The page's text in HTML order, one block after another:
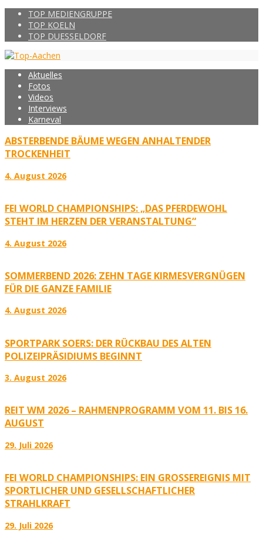
TOP MEDIENGRUPPE
TOP KOELN
TOP DUESSELDORF
Aktuelles
Fotos
Videos
Interviews
Karneval
ABSTERBENDE BÄUME WEGEN ANHALTENDER
TROCKENHEIT
4. August 2026
FEI WORLD CHAMPIONSHIPS: „DAS PFERDEWOHL
STEHT IM HERZEN DER VERANSTALTUNG“
4. August 2026
SOMMERBEND 2026: ZEHN TAGE KIRMESVERGNÜGEN
FÜR DIE GANZE FAMILIE
4. August 2026
SPORTPARK SOERS: DER RÜCKBAU DES ALTEN
POLIZEIPRÄSIDIUMS BEGINNT
3. August 2026
REIT WM 2026 – RAHMENPROGRAMM VOM 11. BIS 16.
AUGUST
29. Juli 2026
FEI WORLD CHAMPIONSHIPS: EIN GROSSEREIGNIS MIT S
PORTLICHER UND GESELLSCHAFTLICHER S
TRAHLKRAFT
29. Juli 2026